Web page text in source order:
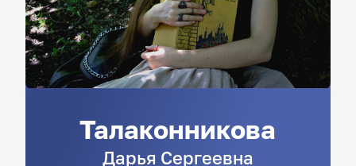
Талаконникова
Дарья Сергеевна